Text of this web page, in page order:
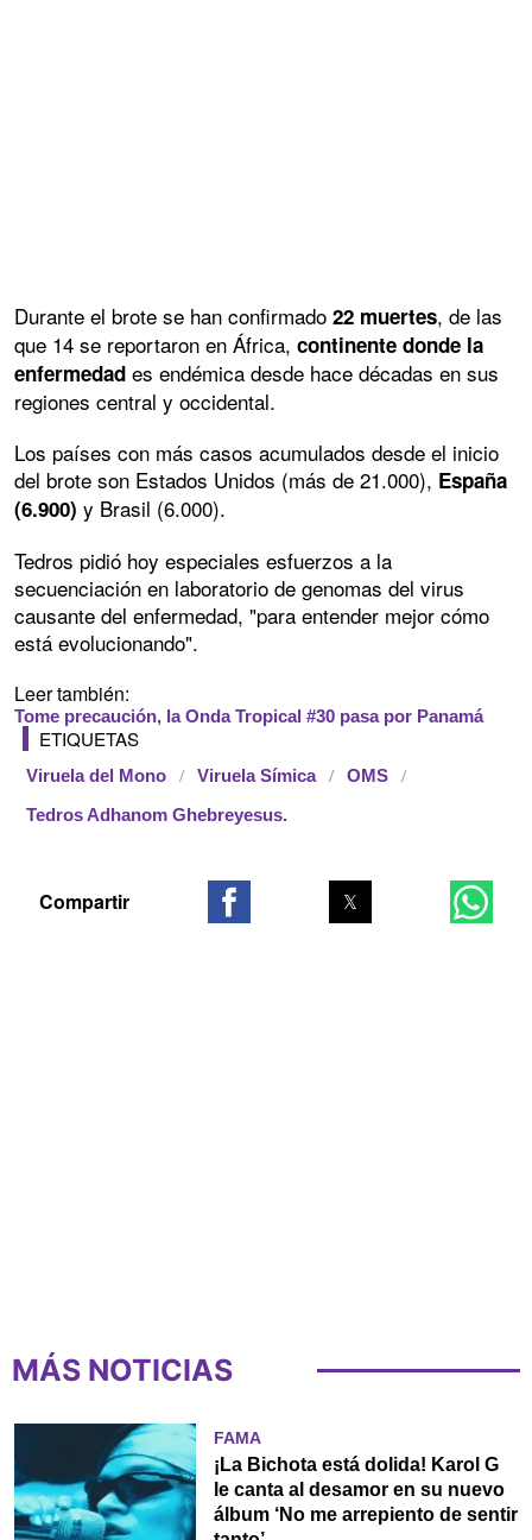
Durante el brote se han confirmado 22 muertes, de las
que 14 se reportaron en África, continente donde la
enfermedad es endémica desde hace décadas en sus
regiones central y occidental.
Los países con más casos acumulados desde el inicio
del brote son Estados Unidos (más de 21.000), España
(6.900) y Brasil (6.000).
Tedros pidió hoy especiales esfuerzos a la
secuenciación en laboratorio de genomas del virus
causante del enfermedad, "para entender mejor cómo
está evolucionando".
Leer también:
Tome precaución, la Onda Tropical #30 pasa por Panamá
ETIQUETAS
Viruela del Mono Viruela Símica OMS
Tedros Adhanom Ghebreyesus.
MÁS NOTICIAS
FAMA
¡La Bichota está dolida! Karol G
le canta al desamor en su nuevo
álbum ‘No me arrepiento de sentir